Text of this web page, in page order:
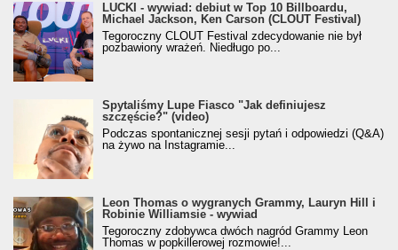
LUCKI - wywiad: debiut w Top 10 Billboardu,
Michael Jackson, Ken Carson (CLOUT Festival)
Tegoroczny CLOUT Festival zdecydowanie nie był
pozbawiony wrażeń. Niedługo po...
Spytaliśmy Lupe Fiasco "Jak definiujesz
szczęście?" (video)
Podczas spontanicznej sesji pytań i odpowiedzi (Q&A)
na żywo na Instagramie...
Leon Thomas o wygranych Grammy, Lauryn Hill i
Robinie Williamsie - wywiad
Tegoroczny zdobywca dwóch nagród Grammy Leon
Thomas w popkillerowej rozmowie!...